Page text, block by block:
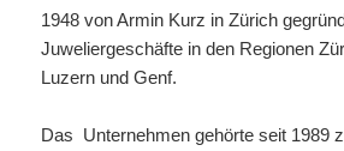
1948 von Armin Kurz in Zürich
Juweliergeschäfte in den Regionen
Luzern und Genf.
Das Unternehmen gehörte seit 1989